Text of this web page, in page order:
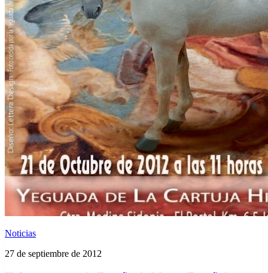
Noticias
27 de septiembre de 2012